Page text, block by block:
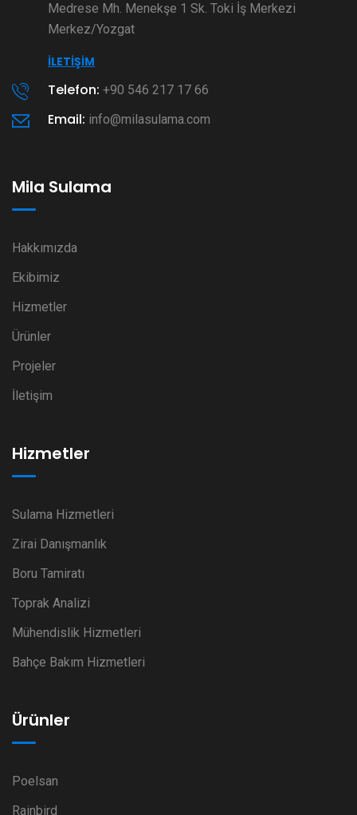
Medrese Mh. Menekşe 1 Sk. Toki İş Merkezi
Merkez/Yozgat
İLETIŞIM
Telefon: +90 546 217 17 66
Email: info@milasulama.com
Mila Sulama
Hakkımızda
Ekibimiz
Hizmetler
Ürünler
Projeler
İletişim
Hizmetler
Sulama Hizmetleri
Zirai Danışmanlık
Boru Tamiratı
Toprak Analizi
Mühendislik Hizmetleri
Bahçe Bakım Hizmetleri
Ürünler
Poelsan
Rainbird